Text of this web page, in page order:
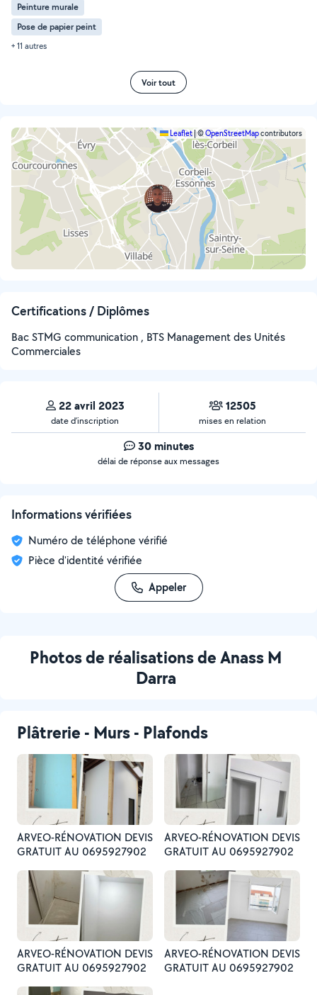
Peinture murale
Pose de papier peint
+ 11 autres
Voir tout
Leaflet|©OpenStreetMapcontributors
Certifications / Diplômes
Bac STMG communication , BTS Management des Unités
Commerciales
22 avril 2023
date d’inscription
12505
mises en relation
30 minutes
délai de réponse aux messages
Informations vérifiées
Numéro de téléphone vérifié
Pièce d'identité vérifiée
Appeler
Photos de réalisations de Anass M
Darra
Plâtrerie - Murs - Plafonds
ARVEO-RÉNOVATION DEVIS
GRATUIT AU 0695927902
ARVEO-RÉNOVATION DEVIS
GRATUIT AU 0695927902
ARVEO-RÉNOVATION DEVIS
GRATUIT AU 0695927902
ARVEO-RÉNOVATION DEVIS
GRATUIT AU 0695927902